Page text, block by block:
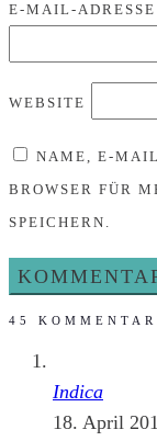
E-MAIL-ADRESSE
WEBSITE
NAME, E-
BROWSER FÜR
SPEICHERN.
45
Indica
18. April